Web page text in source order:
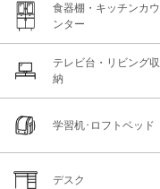
食器棚・キッチンカウ
ンター
テレビ台・リビング収
納
学習机･ロフトベッド
デスク